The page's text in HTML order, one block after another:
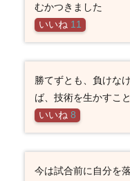
むかつきました
いいね 11
勝てずとも、負けな
ば、技術を生かすこ
いいね 8
今は試合前に自分を